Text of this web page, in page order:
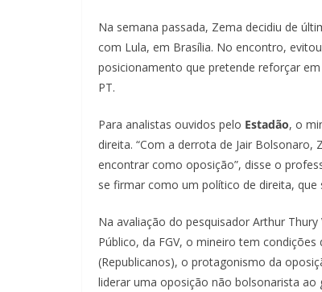
Na semana passada, Zema decidiu de
com Lula, em Brasília. No encontro,
posicionamento que pretende reforçar
PT.
Para analistas ouvidos pelo Estadão, o
direita. “Com a derrota de Jair
encontrar como oposição”, disse o
se firmar como um político de direita,
Na avaliação do pesquisador Arthur
Público, da FGV, o mineiro tem
(Republicanos), o protagonismo da
liderar uma oposição não bolsonarista ao